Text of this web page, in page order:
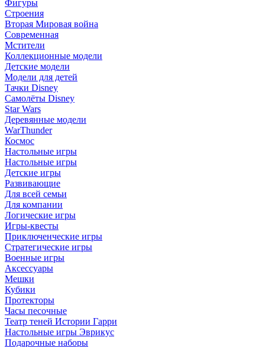
Фигуры
Строения
Вторая Мировая война
Современная
Мстители
Коллекционные модели
Детские модели
Модели для детей
Тачки Disney
Самолёты Disney
Star Wars
Деревянные модели
WarThunder
Космос
Настольные игры
Настольные игры
Детские игры
Развивающие
Для всей семьи
Для компании
Логические игры
Игры-квесты
Приключенческие игры
Стратегические игры
Военные игры
Аксессуары
Мешки
Кубики
Протекторы
Часы песочные
Театр теней Истории Гарри
Настольные игры Эврикус
Подарочные наборы